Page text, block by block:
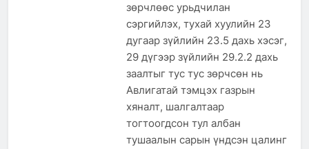
зөрчлөөс урьдчилан
сэргийлэх, тухай хуулийн 23
дугаар зүйлийн 23.5 дахь хэсэг,
29 дүгээр зүйлийн 29.2.2 дахь
заалтыг тус тус зөрчсөн нь
Авлигатай тэмцэх газрын
хяналт, шалгалтаар
тогтоогдсон тул албан
тушаалын сарын үндсэн цалинг